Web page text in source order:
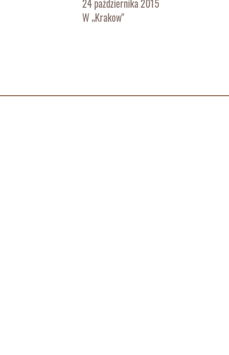
W „Krakow"